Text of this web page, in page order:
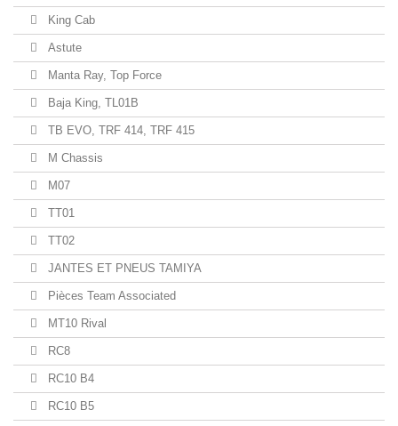
King Cab
Astute
Manta Ray, Top Force
Baja King, TL01B
TB EVO, TRF 414, TRF 415
M Chassis
M07
TT01
TT02
JANTES ET PNEUS TAMIYA
Pièces Team Associated
MT10 Rival
RC8
RC10 B4
RC10 B5